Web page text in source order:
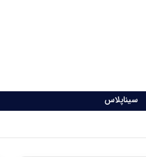
سیناپلاس